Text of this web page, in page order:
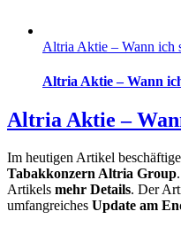
Altria Aktie – Wann ich
Altria Aktie – Wann
Altria Aktie –
Im heutigen Artikel
Tabakkonzern Altria Group
Artikels mehr Details. Der
umfangreiches Update am